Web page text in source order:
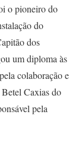
o pioneiro do
do
dos
um diploma às
colaboração e
Caxias do
pela